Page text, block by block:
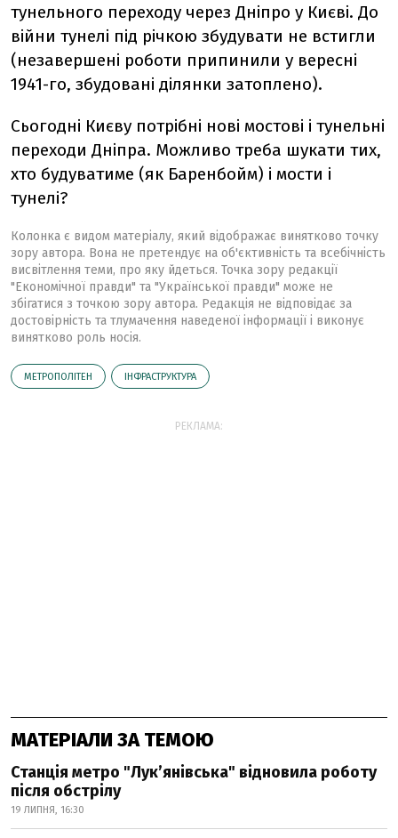
тунельного переходу через Дніпро у Києві. До
війни тунелі під річкою збудувати не встигли
(незавершені роботи припинили у вересні
1941-го, збудовані ділянки затоплено).
Сьогодні Києву потрібні нові мостові і тунельні
переходи Дніпра. Можливо треба шукати тих,
хто будуватиме (як Баренбойм) і мости і
тунелі?
Колонка є видом матеріалу, який відображає винятково точку
зору автора. Вона не претендує на об'єктивність та всебічність
висвітлення теми, про яку йдеться. Точка зору редакції
"Економічної правди" та "Української правди" може не
збігатися з точкою зору автора. Редакція не відповідає за
достовірність та тлумачення наведеної інформації і виконує
винятково роль носія.
МЕТРОПОЛІТЕН ІНФРАСТРУКТУРА
РЕКЛАМА:
МАТЕРІАЛИ ЗА ТЕМОЮ
Станція метро "Лукʼянівська" відновила роботу
після обстрілу
19 ЛИПНЯ, 16:30